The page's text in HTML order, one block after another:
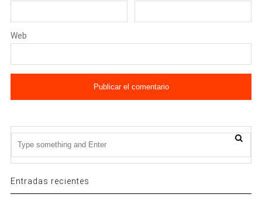
Web
Entradas recientes